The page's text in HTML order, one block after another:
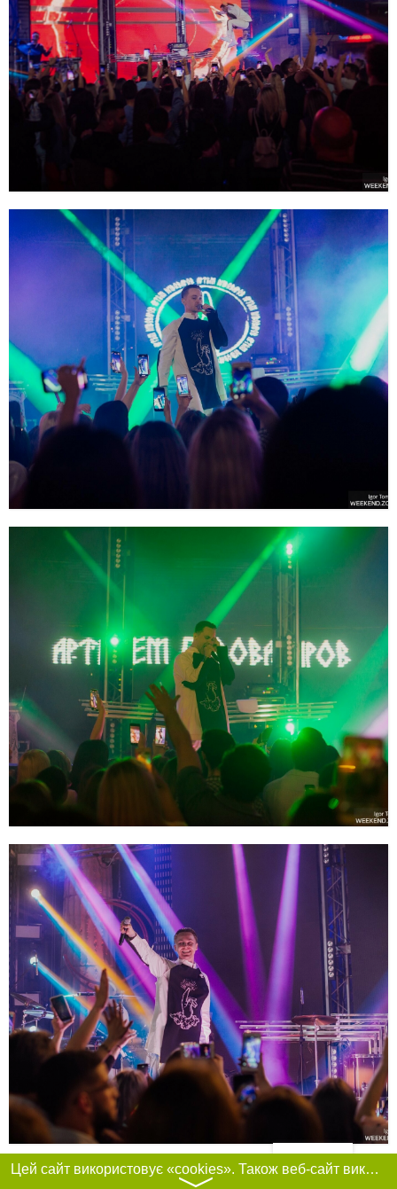
Фільтри
Цей сайт використовує «cookies». Також веб-сайт використовує інтернет-сервіс для збору технічних даних стосовно відвідувачів з метою отримання маркетингової та статистичної інформації. Умови обробки даних відвідувачів сайту див.
〉